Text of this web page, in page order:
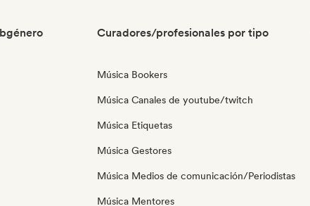
Curadores/profesionales por tipo
Música Bookers
Música Canales de youtube/twitch
Música Etiquetas
Música Gestores
Música Medios de comunicación/Periodistas
Música Mentores